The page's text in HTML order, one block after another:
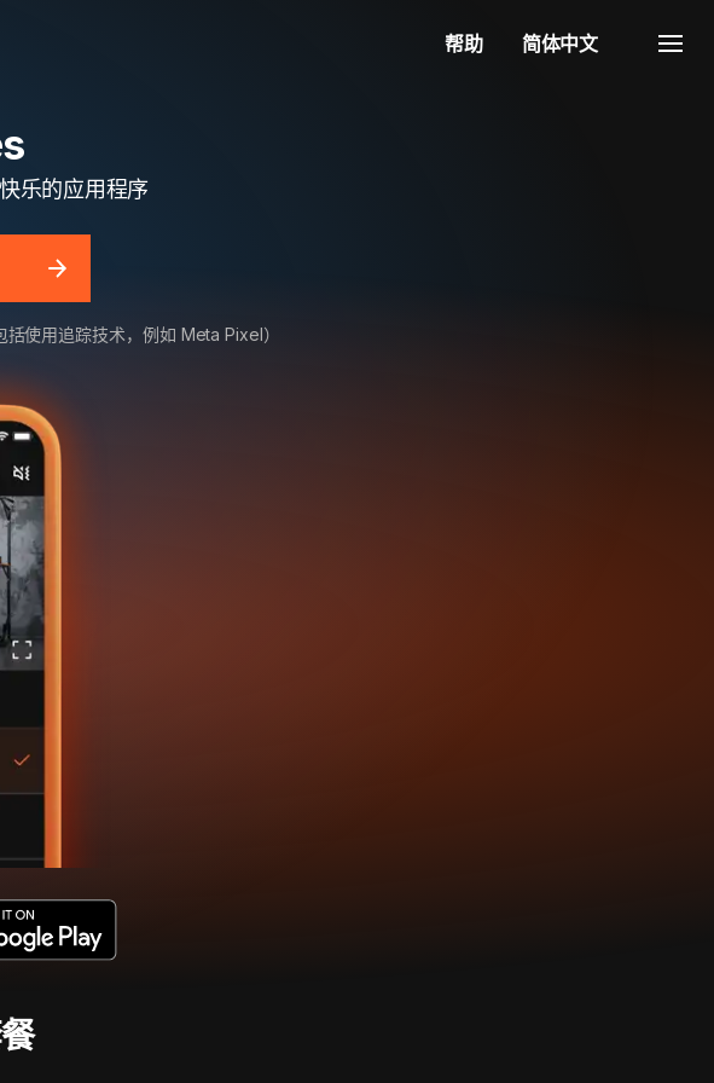
帮助 简体中文
乐的应用程序
括使用追踪技术，例如 Meta Pixel）